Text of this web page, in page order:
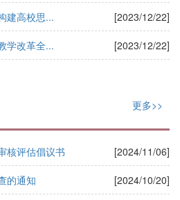
[2023/12/22]
建高校思...
[2023/12/22]
学改革全...
更多>>
[2024/11/06]
核评估倡议书
[2024/10/20]
的通知